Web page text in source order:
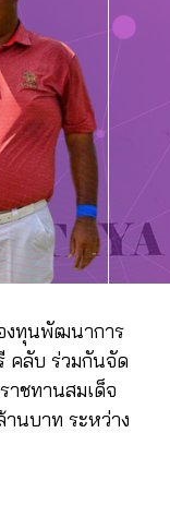
งทุนพัฒนาการ
คลับ ร่วมกันจัด
าชทานสมเด็จ
นบาท ระหว่าง